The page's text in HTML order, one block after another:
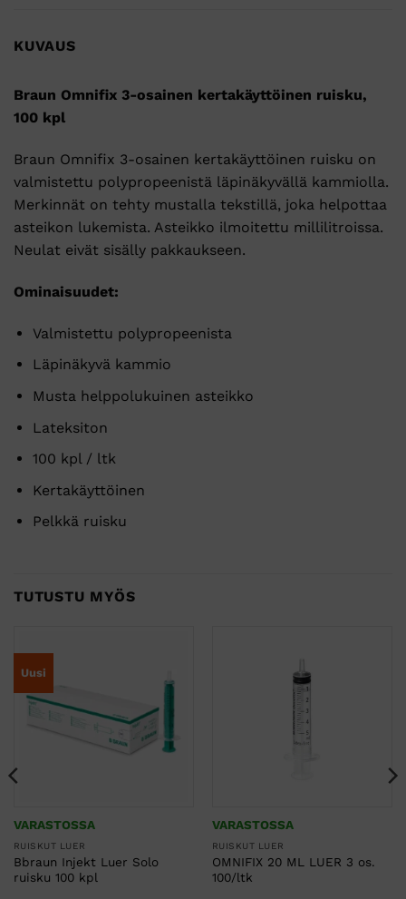
KUVAUS
Braun Omnifix 3-osainen kertakäyttöinen ruisku,
100 kpl
Braun Omnifix 3-osainen kertakäyttöinen ruisku on
valmistettu polypropeenistä läpinäkyvällä kammiolla.
Merkinnät on tehty mustalla tekstillä, joka helpottaa
asteikon lukemista. Asteikko ilmoitettu millilitroissa.
Neulat eivät sisälly pakkaukseen.
Ominaisuudet:
Valmistettu polypropeenista
Läpinäkyvä kammio
Musta helppolukuinen asteikko
Lateksiton
100 kpl / ltk
Kertakäyttöinen
Pelkkä ruisku
TUTUSTU MYÖS
Uusi
VARASTOSSA
RUISKUT LUER
Bbraun Injekt Luer Solo
ruisku 100 kpl
VARASTOSSA
RUISKUT LUER
OMNIFIX 20 ML LUER 3 os.
100/ltk